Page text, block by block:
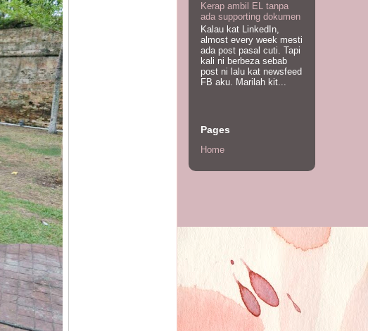
Kerap ambil EL tanpa
ada supporting dokumen
Kalau kat LinkedIn,
almost every week mesti
ada post pasal cuti. Tapi
kali ni berbeza sebab
post ni lalu kat newsfeed
FB aku. Marilah kit...
Pages
Home